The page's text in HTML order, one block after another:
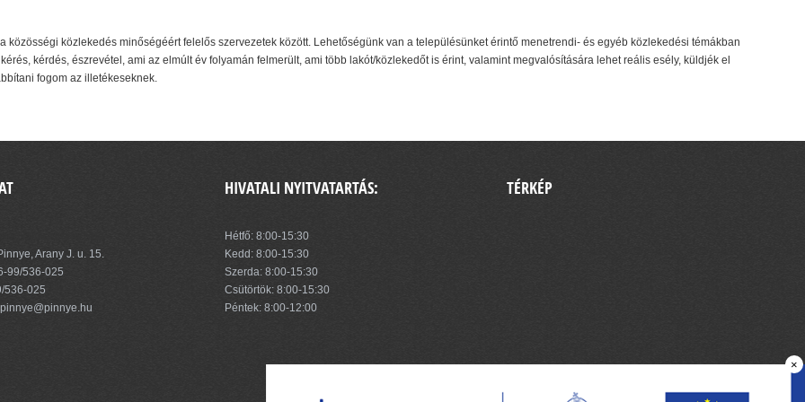
×
közlekedés minőségéért felelős szervezetek között. Lehetőségünk van a településünket érintő menetrendi- és egyéb közlekedési témákban
kérdés, észrevétel, ami az elmúlt év folyamán felmerült, ami több lakót/közlekedőt is érint, valamint megvalósítására lehet reális esély, küldjék el
fogom az illetékeseknek.
Arany J. u. 15.
99/536-025
536-025
HIVATALI NYITVATARTÁS:
Hétfő: 8:00-15:30
Kedd: 8:00-15:30
Szerda: 8:00-15:30
Csütörtök: 8:00-15:30
Péntek: 8:00-12:00
TÉRKÉP